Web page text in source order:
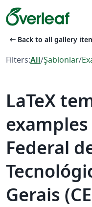
arrow_left_alt Back to all gallery
Filters:All/Şablonlar/
LaTeX
Federal
Gerais